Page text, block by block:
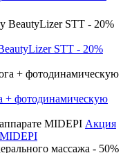
STT - 20%
+ фотодинамическую
Акция